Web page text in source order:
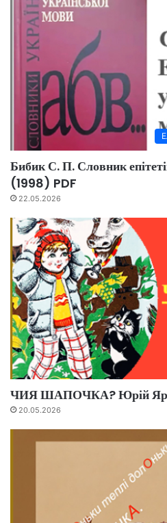
Бибик С. П. Словник
(1998) PDF
22.05.2026
ЧИЯ ШАПОЧКА? Юрій
20.05.2026